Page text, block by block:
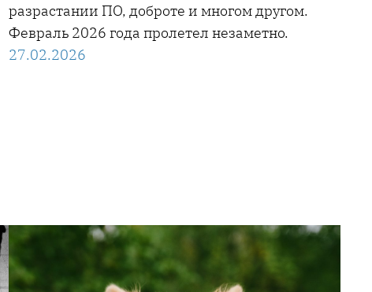
разрастании ПО, доброте и многом другом.
Февраль 2026 года пролетел незаметно.
27.02.2026